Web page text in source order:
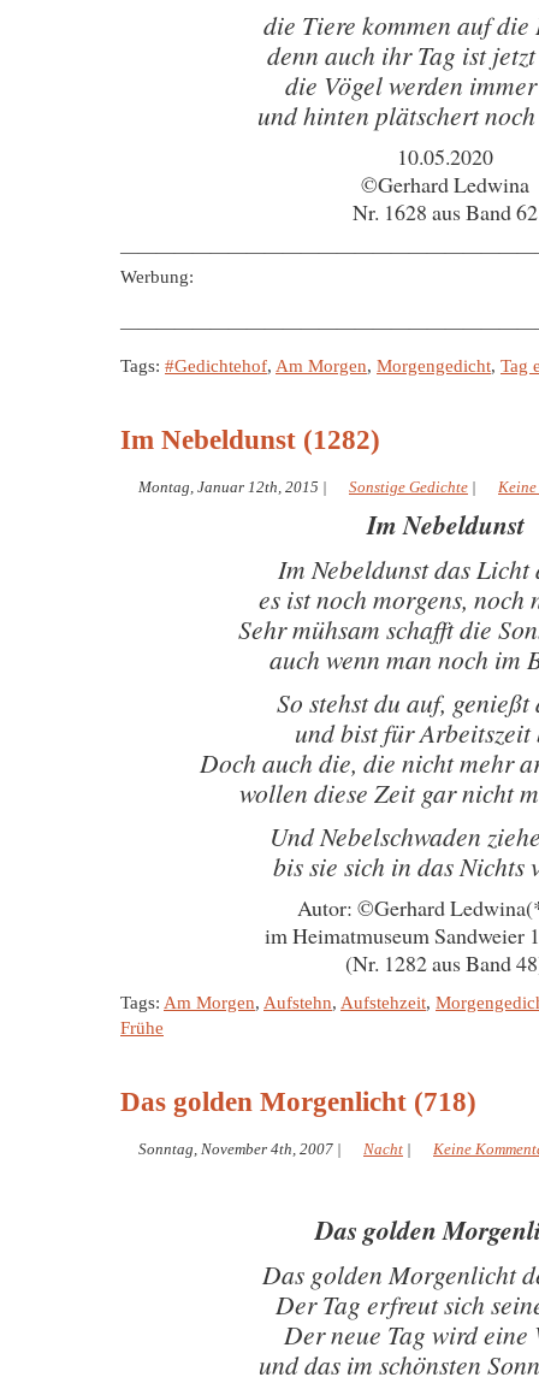
die Tiere kommen auf
denn auch ihr Tag ist
die Vögel werden
und hinten plätschert
10.05.2020
©Gerhard Ledwina
Nr. 1628 aus Band 62
Werbung:
Tags: #Gedichtehof, Am Morgen, Morgengedicht, Tag
Im Nebeldunst (1282)
Montag, Januar 12th, 2015 | Sonstige Gedichte | Keine
Im Nebeldunst
Im Nebeldunst das Licht
es ist noch morgens, noch
Sehr mühsam schafft die
auch wenn man noch im
So stehst du auf,
und bist für Arbeitszeit
Doch auch die, die nicht mehr
wollen diese Zeit gar nicht
Und Nebelschwaden
bis sie sich in das Nichts
Autor: ©Gerhard
im Heimatmuseum Sandweier
(Nr. 1282 aus Band
Tags: Am Morgen, Aufstehn, Aufstehzeit,
Frühe
Das golden Morgenlicht (718)
Sonntag, November 4th, 2007 | Nacht | Keine
Das golden
Das golden Morgenlicht
Der Tag erfreut sich
Der neue Tag wird eine
und das im schönsten